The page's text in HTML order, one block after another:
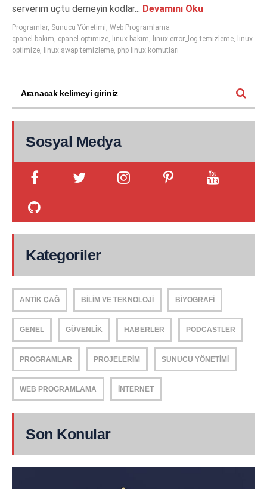
serverım uçtu demeyin kodlar... Devamını Oku
Programlar, Sunucu Yönetimi, Web Programlama
cpanel bakım, cpanel optimize, linux bakım, linux error_log temizleme, linux
optimize, linux swap temizleme, php linux komutları
Sosyal Medya
Kategoriler
ANTIK ÇAĞ BILIM VE TEKNOLOJI BIYOGRAFI
GENEL GÜVENLIK HABERLER PODCASTLER
PROGRAMLAR PROJELERIM SUNUCU YÖNETIMI
WEB PROGRAMLAMA İNTERNET
Son Konular